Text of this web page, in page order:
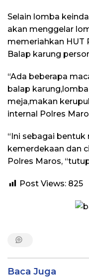
Selain lomba
akan menggelar
memeriahkan HUT
Balap karung
“Ada beberapa
balap
meja,makan
internal Polres
“Ini sebagai
kemerdekaan dan
Polres Maros,
Post Views: 825
Baca Juga